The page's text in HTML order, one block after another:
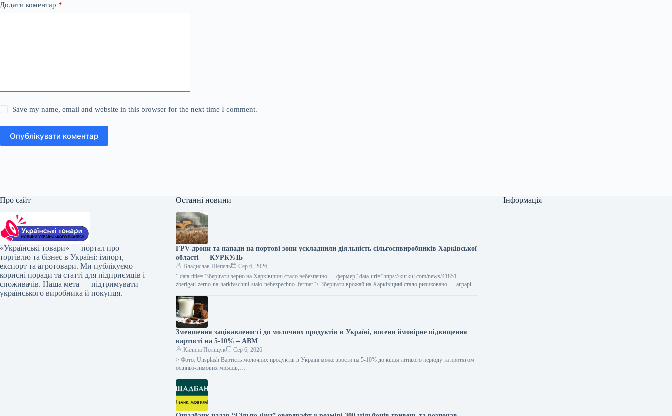
Додати коментар *
Save my name, email and website in this browser for the next time I comment.
Опублікувати коментар
Про сайт
«Українські товари» — портал про
торгівлю та бізнес в Україні: імпорт,
експорт та агротовари. Ми публікуємо
корисні поради та статті для підприємців і
споживачів. Наша мета — підтримувати
українського виробника й покупця.
Останні новини
FPV-дрони та напади на портові зони ускладнили діяльність сільгоспвиробників Харківської
області — КУРКУЛЬ
Владислав Шепель
Сер 6, 2026
” data-title=”Зберігати зерно на Харківщині стало небезпечно — фермер” data-url=”https://kurkul.com/news/41851-
zberigati-zerno-na-harkivschini-stalo-nebezpechno–fermer”> Зберігати врожай на Харківщині стало ризиковано — аграрій
Зменшення зацікавленості до молочних продуктів в Україні, восени ймовірне підвищення
вартості на 5-10% – АВМ
Килина Поліщук
Сер 6, 2026
> Фото: Unsplash Вартість молочних продуктів в Україні може зрости на 5-10% до кінця літнього періоду та протягом
осінньо-зимових місяців,…
Інформація